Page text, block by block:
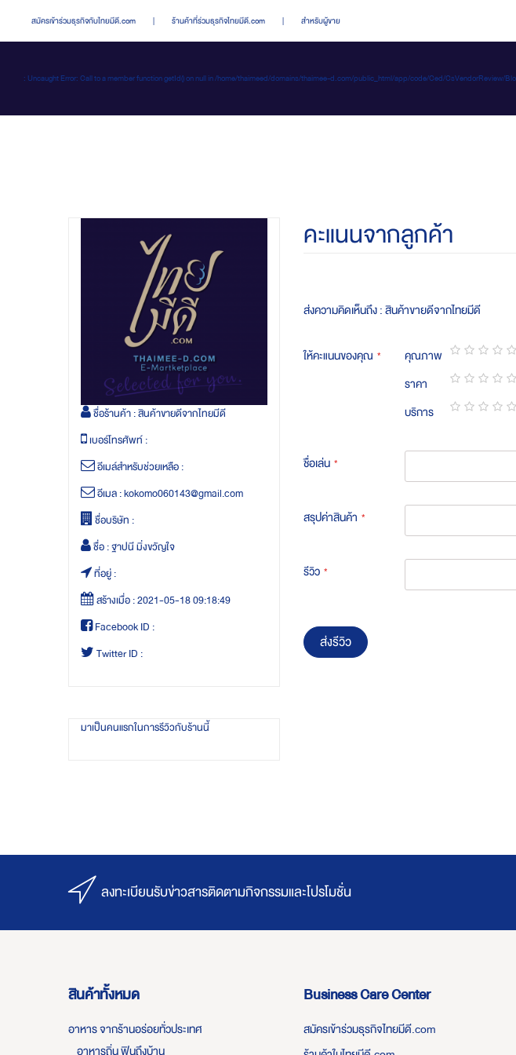
สมัครเข้าร่วมธุรกิจกับไทยมีดี.com | ร้านค้าที่ร่วมธุรกิจไทยมีดี.com | สำหรับผู้ขาย
: Uncaught Error: Call to a member function getId() on null in /home/thaimeed/domains/thaimee-d.com/public_html/app/code/Ced/
ชื่อร้านค้า :สินค้าขายดีจากไทยมีดี
เบอร์โทรศัพท์ :
อีเมล์สำหรับช่วยเหลือ :
อีเมล :kokomo060143@gmail.com
ชื่อบริษัท :
ชื่อ :ฐาปนี มิ่งขวัญใจ
ที่อยู่ :
สร้างเมื่อ :2021-05-18 09:18:49
Facebook ID :
Twitter ID :
มาเป็นคนแรกในการรีวิวกับร้านนี้
คะแนนจากลูกค้า
ส่งความคิดเห็นถึง : สินค้าขายดีจากไทยมีดี
ให้คะแนนของคุณ คุณภาพ
1
star
2
stars
3
stars
4
stars
5
stars
ราคา
1
star
2
stars
3
stars
4
stars
5
stars
บริการ
ชื่อเล่น
สรุปค่าสินค้า
รีวิว
ส่งรีวิว
ลงทะเบียนรับข่าวสารติดตามกิจกรรมและโปรโมชั่น
สินค้าทั้งหมด
อาหาร จากร้านอร่อยทั่วประเทศ
อาหารถิ่น ฟินถึงบ้าน
Business Care Center
สมัครเข้าร่วมธุรกิจไทยมีดี.com